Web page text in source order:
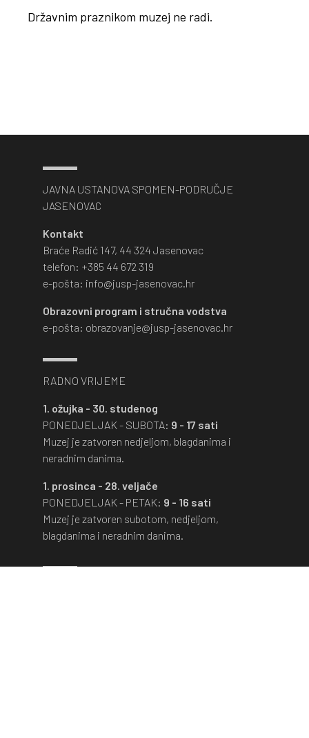
Državnim praznikom muzej ne radi.
JAVNA USTANOVA SPOMEN-PODRUČJE
JASENOVAC
Kontakt
Braće Radić 147, 44 324 Jasenovac
telefon: +385 44 672 319
e-pošta: info@jusp-jasenovac.hr
Obrazovni program i stručna vodstva
e-pošta: obrazovanje@jusp-jasenovac.hr
RADNO VRIJEME
1. ožujka - 30. studenog
PONEDJELJAK - SUBOTA: 9 - 17 sati
Muzej je zatvoren nedjeljom, blagdanima i
neradnim danima.
1. prosinca - 28. veljače
PONEDJELJAK - PETAK: 9 - 16 sati
Muzej je zatvoren subotom, nedjeljom,
blagdanima i neradnim danima.